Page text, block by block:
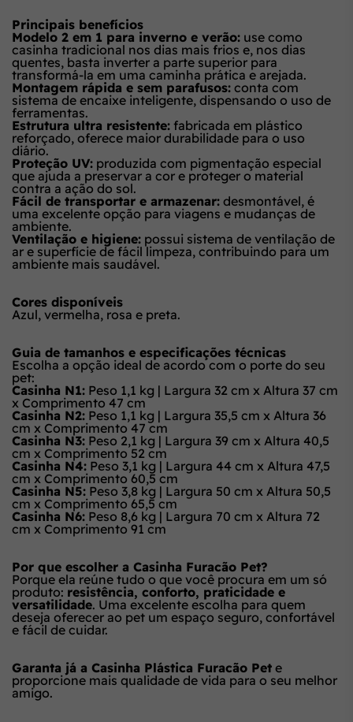
Principais benefícios
Modelo 2 em 1 para inverno e verão: use como
casinha tradicional nos dias mais frios e, nos dias
quentes, basta inverter a parte superior para
transformá-la em uma caminha prática e arejada.
Montagem rápida e sem parafusos: conta com
sistema de encaixe inteligente, dispensando o uso de
ferramentas.
Estrutura ultra resistente: fabricada em plástico
reforçado, oferece maior durabilidade para o uso
diário.
Proteção UV: produzida com pigmentação especial
que ajuda a preservar a cor e proteger o material
contra a ação do sol.
Fácil de transportar e armazenar: desmontável, é
uma excelente opção para viagens e mudanças de
ambiente.
Ventilação e higiene: possui sistema de ventilação de
ar e superfície de fácil limpeza, contribuindo para um
ambiente mais saudável.
Cores disponíveis
Azul, vermelha, rosa e preta.
Guia de tamanhos e especificações técnicas
Escolha a opção ideal de acordo com o porte do seu
pet:
Casinha N1: Peso 1,1 kg | Largura 32 cm x Altura 37 cm
x Comprimento 47 cm
Casinha N2: Peso 1,1 kg | Largura 35,5 cm x Altura 36
cm x Comprimento 47 cm
Casinha N3: Peso 2,1 kg | Largura 39 cm x Altura 40,5
cm x Comprimento 52 cm
Casinha N4: Peso 3,1 kg | Largura 44 cm x Altura 47,5
cm x Comprimento 60,5 cm
Casinha N5: Peso 3,8 kg | Largura 50 cm x Altura 50,5
cm x Comprimento 65,5 cm
Casinha N6: Peso 8,6 kg | Largura 70 cm x Altura 72
cm x Comprimento 91 cm
Por que escolher a Casinha Furacão Pet?
Porque ela reúne tudo o que você procura em um só
produto: resistência, conforto, praticidade e
versatilidade. Uma excelente escolha para quem
deseja oferecer ao pet um espaço seguro, confortável
e fácil de cuidar.
Garanta já a Casinha Plástica Furacão Pet e
proporcione mais qualidade de vida para o seu melhor
amigo.